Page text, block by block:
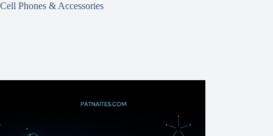
Cell Phones & Accessories